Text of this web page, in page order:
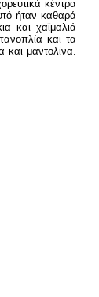
κέντρα
ήταν καθαρά
και χαϊμαλιά
και τα
και μαντολίνα.